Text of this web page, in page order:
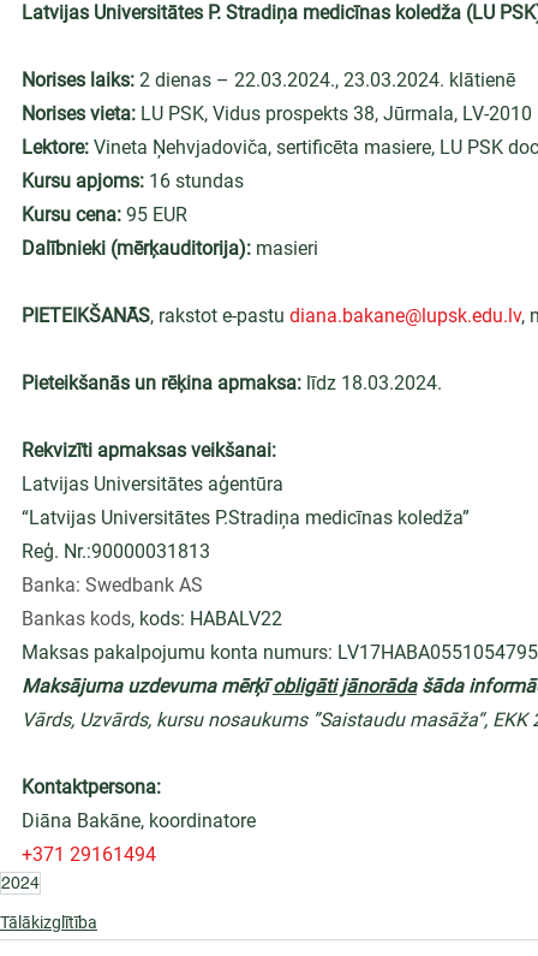
Latvijas Universitātes P. Stradiņa medicīnas koledža (LU
Norises laiks: 2 dienas – 22.03.2024., 23.03.2024. klātienē
Norises vieta: LU PSK, Vidus prospekts 38, Jūrmala, LV-2010
Lektore: Vineta Ņehvjadoviča, sertificēta masiere, LU PSK
Kursu apjoms: 16 stundas
Kursu cena: 95 EUR
Dalībnieki (mērķauditorija): masieri
PIETEIKŠANĀS, rakstot e-pastu diana.bakane@lupsk.edu.lv,
Pieteikšanās un rēķina apmaksa: līdz 18.03.2024.
Rekvizīti apmaksas veikšanai:
Latvijas Universitātes aģentūra
“Latvijas Universitātes P.Stradiņa medicīnas koledža”
Reģ. Nr.:90000031813
Banka: Swedbank AS
Bankas kods, kods: HABALV22
Maksas pakalpojumu konta numurs:
Maksājuma uzdevuma mērķī obligāti jānorāda šāda
Vārds, Uzvārds, kursu nosaukums ”Saistaudu masāža“, EKK
Kontaktpersona:
Diāna Bakāne, koordinatore
+371 29161494
2024
Tālākizglītība